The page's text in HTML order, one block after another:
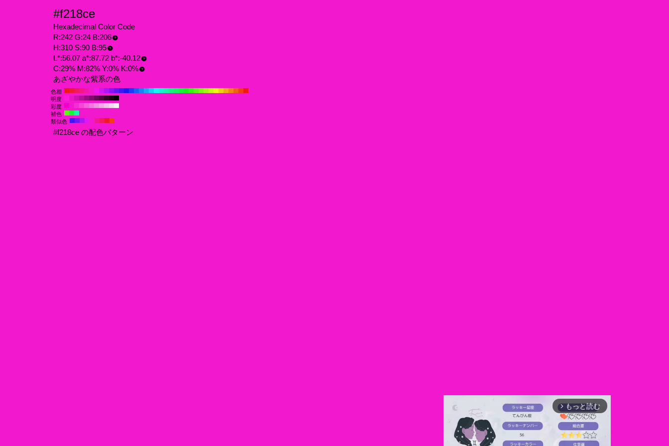
#f218ce
Hexadecimal Color Code
R:242 G:24 B:206
H:310 S:90 B:95
L*:56.07 a*:87.72 b*:-40.12
C:29% M:82% Y:0% K:0%
あざやかな紫系の色
色相
明度
彩度
補色
類似色
#f218ce の配色パターン
arrow_forward_ios もっと読む